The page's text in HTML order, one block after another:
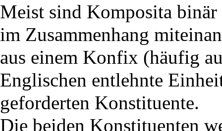
Meist sind Komposita binär
im Zusammenhang
aus einem Konfix (häufig
Englischen entlehnte
geforderten Konstituente.
Die beiden Konstituenten